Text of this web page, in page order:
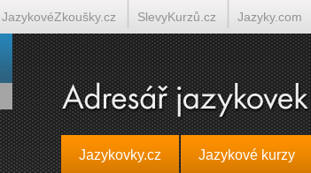
Jazykovky.cz Jazykové kurzy
JazykovéZkoušky.cz SlevyKurzů.cz Jazyky.com
Tlumočení-Překlady.cz Překládá.cz Tlumočí.cz